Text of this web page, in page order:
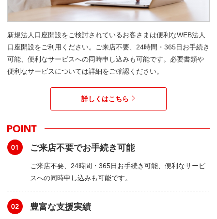
新規法人口座開設をご検討されているお客さまは便利なWEB法人
口座開設をご利用ください。ご来店不要、24時間・365日お手続き
可能、便利なサービスへの同時申し込みも可能です。必要書類や
便利なサービスについては詳細をご確認ください。
詳しくはこちら
ご来店不要でお手続き可能
ご来店不要、24時間・365日お手続き可能、便利なサービ
スへの同時申し込みも可能です。
豊富な支援実績